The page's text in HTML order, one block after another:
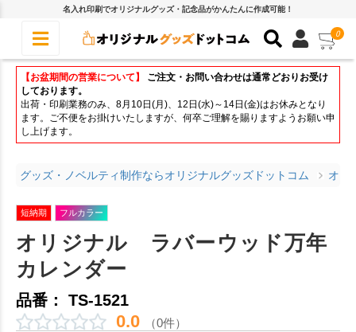
名入れ印刷でオリジナルグッズ・記念品がかんたんに作成可能！
0
【お盆期間の営業について】
ご注文・お問い合わせは通常どおりお受け
しております。
出荷・印刷業務のみ、8月10日(月)、12日(水)～14日(金)はお休みとなり
ます。ご不便をお掛けいたしますが、何卒ご理解を賜りますようお願い申
し上げます。
グッズ・ノベルティ制作ならオリジナルグッズドットコム オリ
短納期 フルカラー
オリジナル ラバーウッド万年
カレンダー
品番： TS-1521
0.0 （0件）